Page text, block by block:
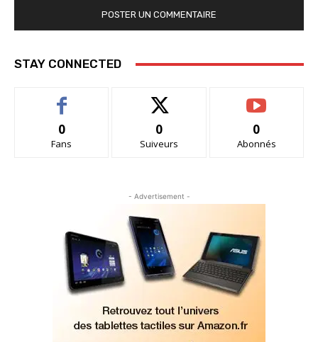
STAY CONNECTED
0
Fans
0
Suiveurs
0
Abonnés
- Advertisement -